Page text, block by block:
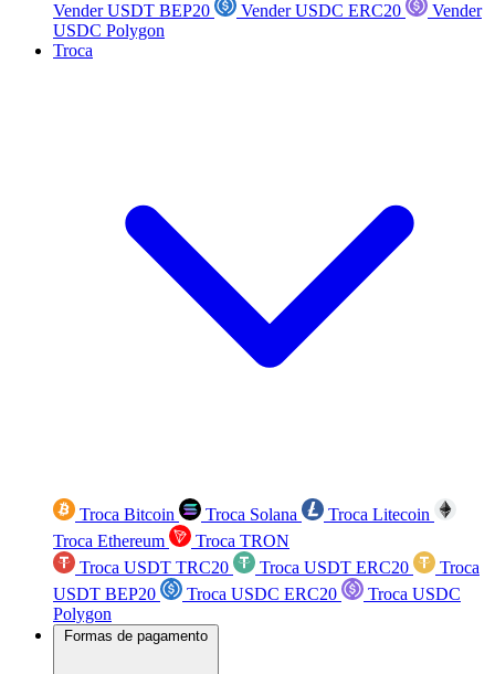
Vender USDT BEP20
Vender USDC ERC20
Vender
USDC Polygon
Troca
Troca Bitcoin Troca Solana
Troca Litecoin
Troca Ethereum
Troca TRON
Troca USDT TRC20
Troca USDT ERC20
Troca
USDT BEP20
Troca USDC ERC20
Troca USDC
Polygon
Formas de pagamento